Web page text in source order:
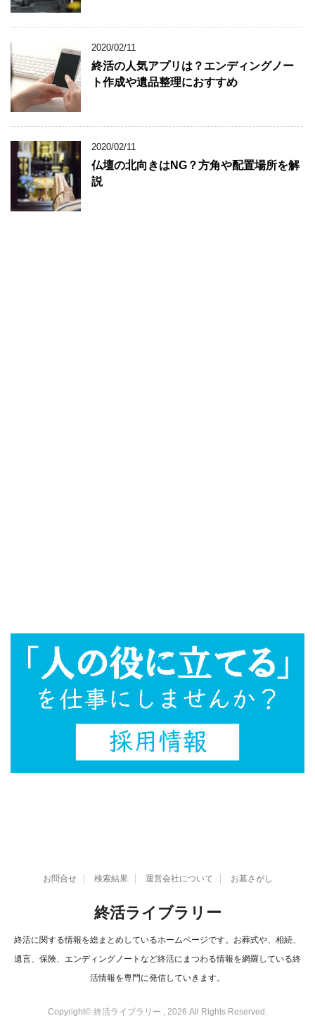
2020/02/11
終活の人気アプリは？エンディングノー
ト作成や遺品整理におすすめ
2020/02/11
仏壇の北向きはNG？方角や配置場所を解
説
お問合せ 検索結果 運営会社について お墓さがし
終活ライブラリー
終活に関する情報を総まとめしているホームページです。お葬式や、相続、
遺言、保険、エンディングノートなど終活にまつわる情報を網羅している終
活情報を専門に発信していきます。
Copyright© 終活ライブラリー , 2026 All Rights Reserved.